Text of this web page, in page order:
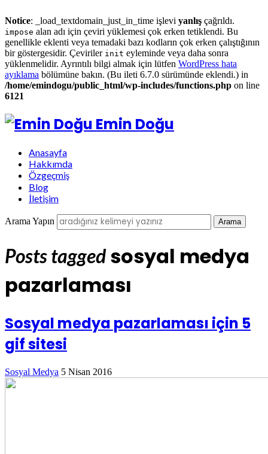
Notice: _load_textdomain_just_in_time işlevi yanlış çağrıldı.
impose alan adı için çeviri yüklemesi çok erken tetiklendi. Bu
genellikle eklenti veya temadaki bazı kodların çok erken çalıştığının
bir göstergesidir. Çeviriler init eyleminde veya daha sonra
yüklenmelidir. Ayrıntılı bilgi almak için lütfen WordPress hata
ayıklama bölümüne bakın. (Bu ileti 6.7.0 sürümünde eklendi.) in
/home/emindogu/public_html/wp-includes/functions.php on line
6121
Emin Doğu
Anasayfa
Hakkımda
Özgeçmiş
Blog
İletişim
Arama Yapın
Posts tagged sosyal medya
pazarlaması
Sosyal medya pazarlaması için 5
gif sitesi
Sosyal Medya 5 Nisan 2016